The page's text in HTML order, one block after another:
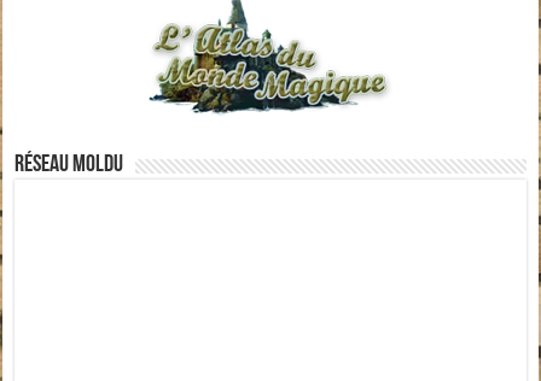
Réseau moldu